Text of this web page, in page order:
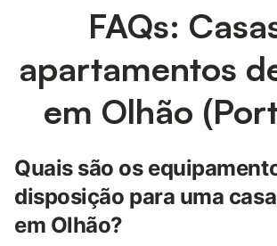
FAQs:
apartamentos
em Olhão
Quais são os
disposição para uma
em Olhão?